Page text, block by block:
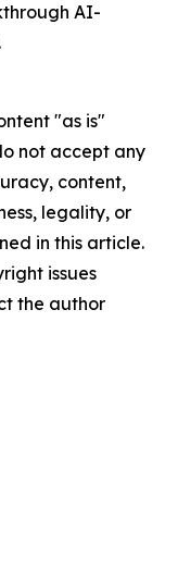
AI-
"as is"
not accept any
content,
legality, or
in this article.
issues
the author